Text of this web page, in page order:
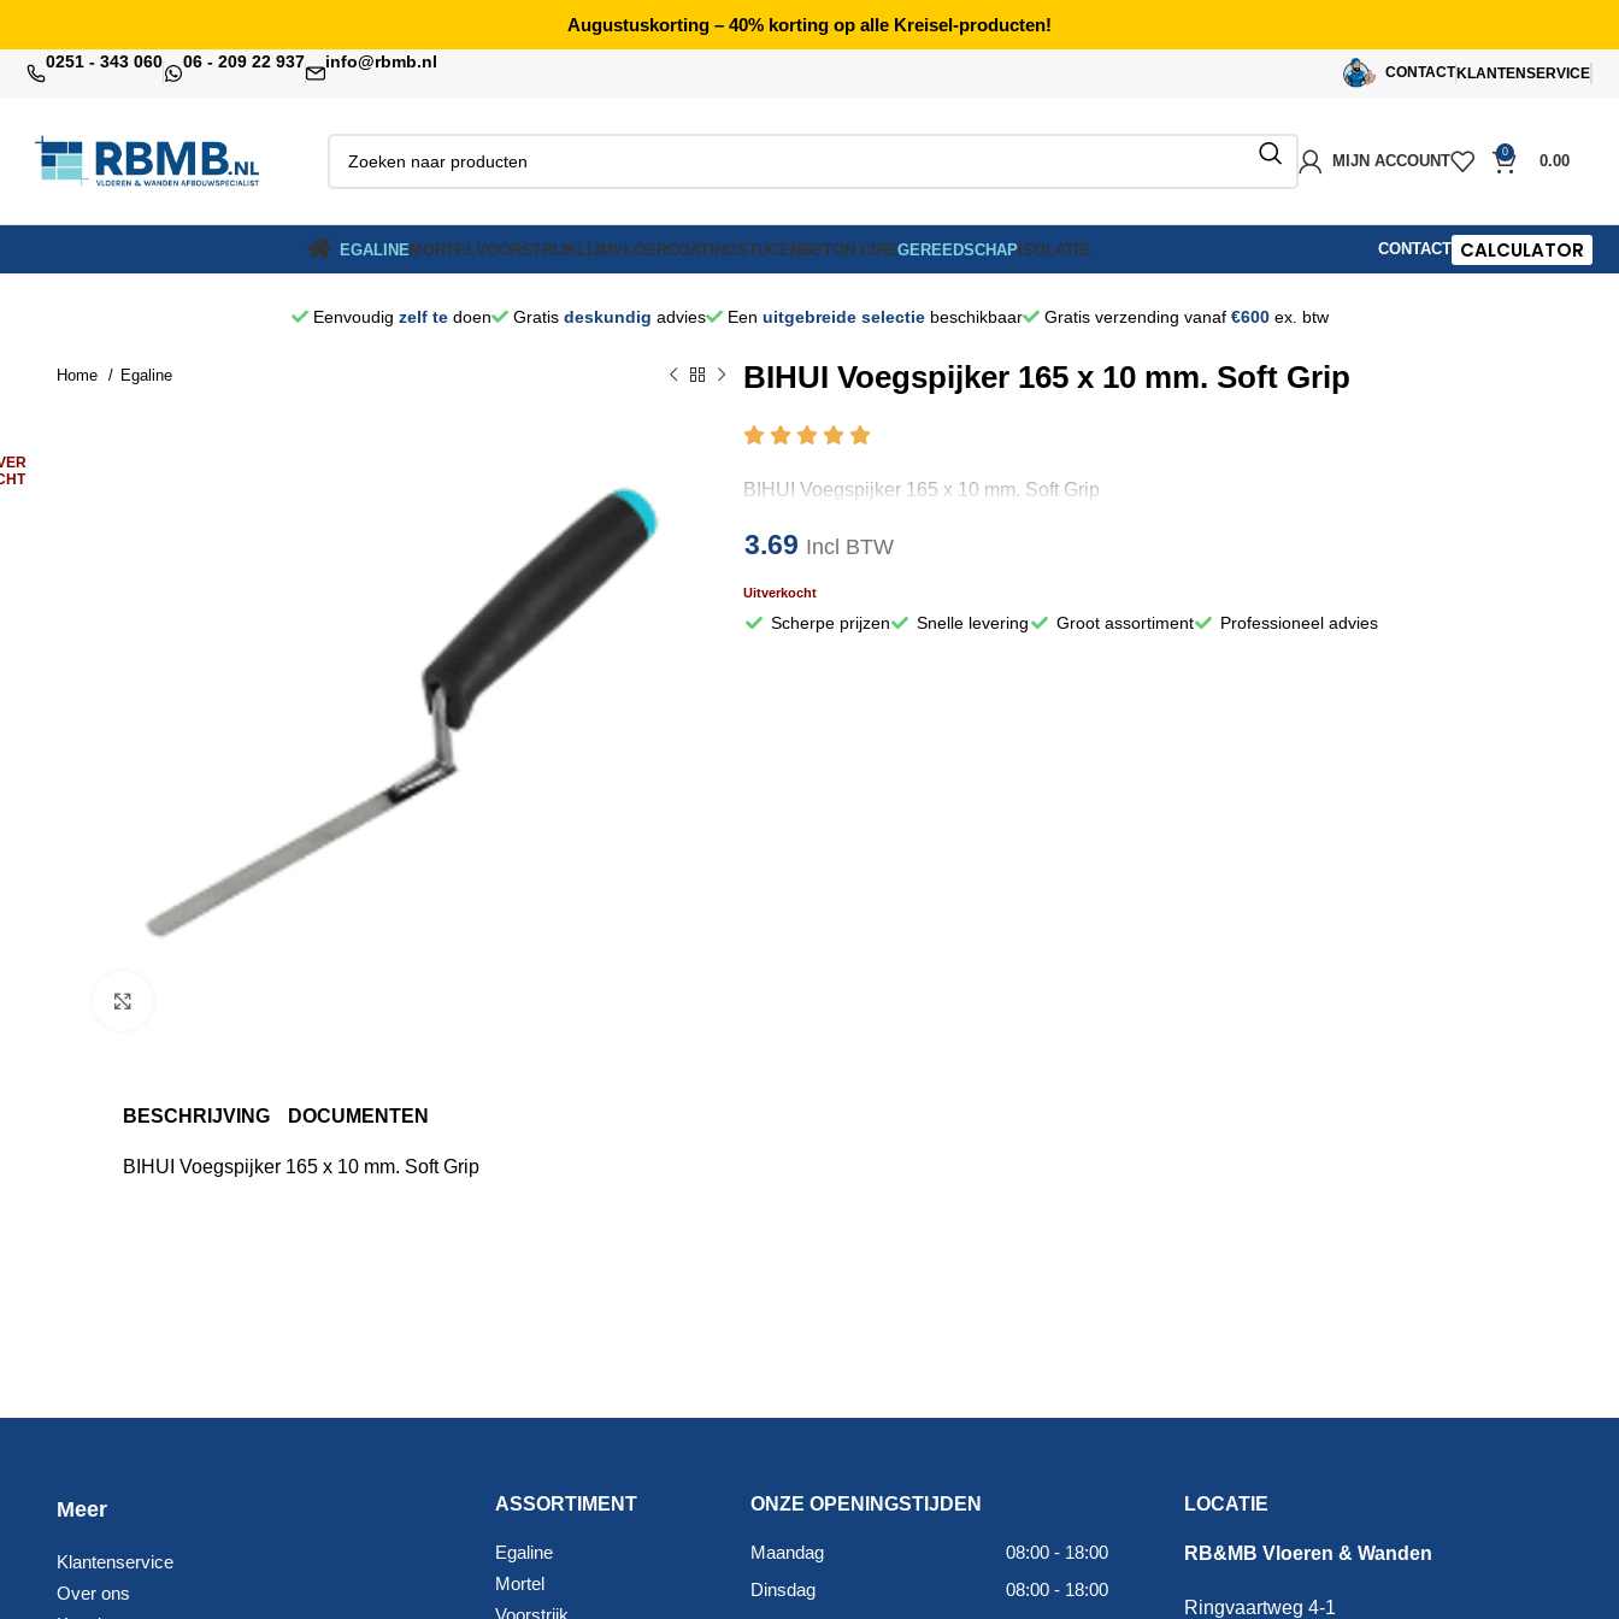
Augustuskorting – 40% korting op alle Kreisel-producten!
0251 - 343 060 06 - 209 22 937 info@rbmb.nl
CONTACT KLANTENSERVICE
MIJN ACCOUNT
0
0.00
EGALINEMORTELVOORSTRIJKLIJMVLOERCOATINGSTUCENBETON CIREGEREEDSCHAPISOLATIE CONTACT CALCULATOR
Eenvoudig zelf tedoen Gratis deskundig advies Een uitgebreide selectiebeschikbaar Gratis verzending vanaf €600ex. btw
Home Egaline BIHUI Voegspijker 165 x 10 mm. Soft Grip
BIHUI Voegspijker 165 x 10 mm. Soft Grip
3.69 Incl BTW
Uitverkocht
Scherpe prijzen Snelle levering Groot assortiment Professioneel advies
BESCHRIJVING DOCUMENTEN
BIHUI Voegspijker 165 x 10 mm. Soft Grip
Meer
Klantenservice
Over ons
ASSORTIMENT
Egaline
Mortel
ONZE OPENINGSTIJDEN
Maandag
08:00 - 18:00
Dinsdag
08:00 - 18:00
LOCATIE
RB&MB Vloeren & Wanden
Ringvaartweg 4-1